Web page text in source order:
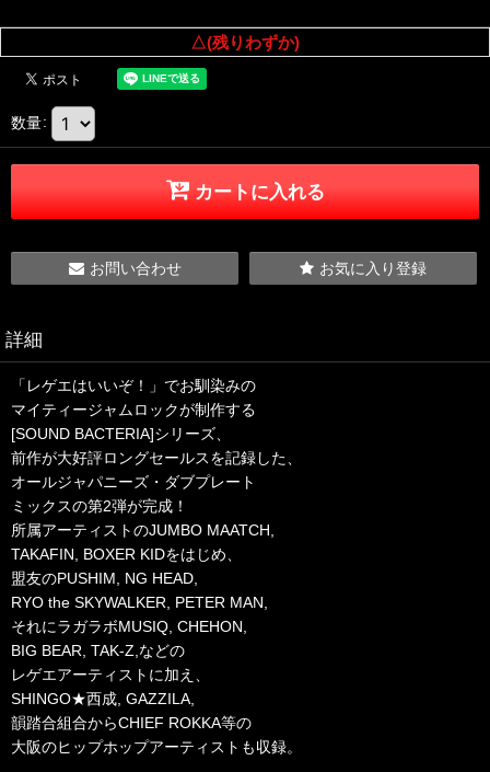
△(残りわずか)
数量:
カートに入れる
お問い合わせ お気に入り登録
詳細
「レゲエはいいぞ！」でお馴染みの
マイティージャムロックが制作する
[SOUND BACTERIA]シリーズ、
前作が大好評ロングセールスを記録した、
オールジャパニーズ・ダブプレート
ミックスの第2弾が完成！
所属アーティストのJUMBO MAATCH,
TAKAFIN, BOXER KIDをはじめ、
盟友のPUSHIM, NG HEAD,
RYO the SKYWALKER, PETER MAN,
それにラガラボMUSIQ, CHEHON,
BIG BEAR, TAK-Z,などの
レゲエアーティストに加え、
SHINGO★西成, GAZZILA,
韻踏合組合からCHIEF ROKKA等の
大阪のヒップホップアーティストも収録。